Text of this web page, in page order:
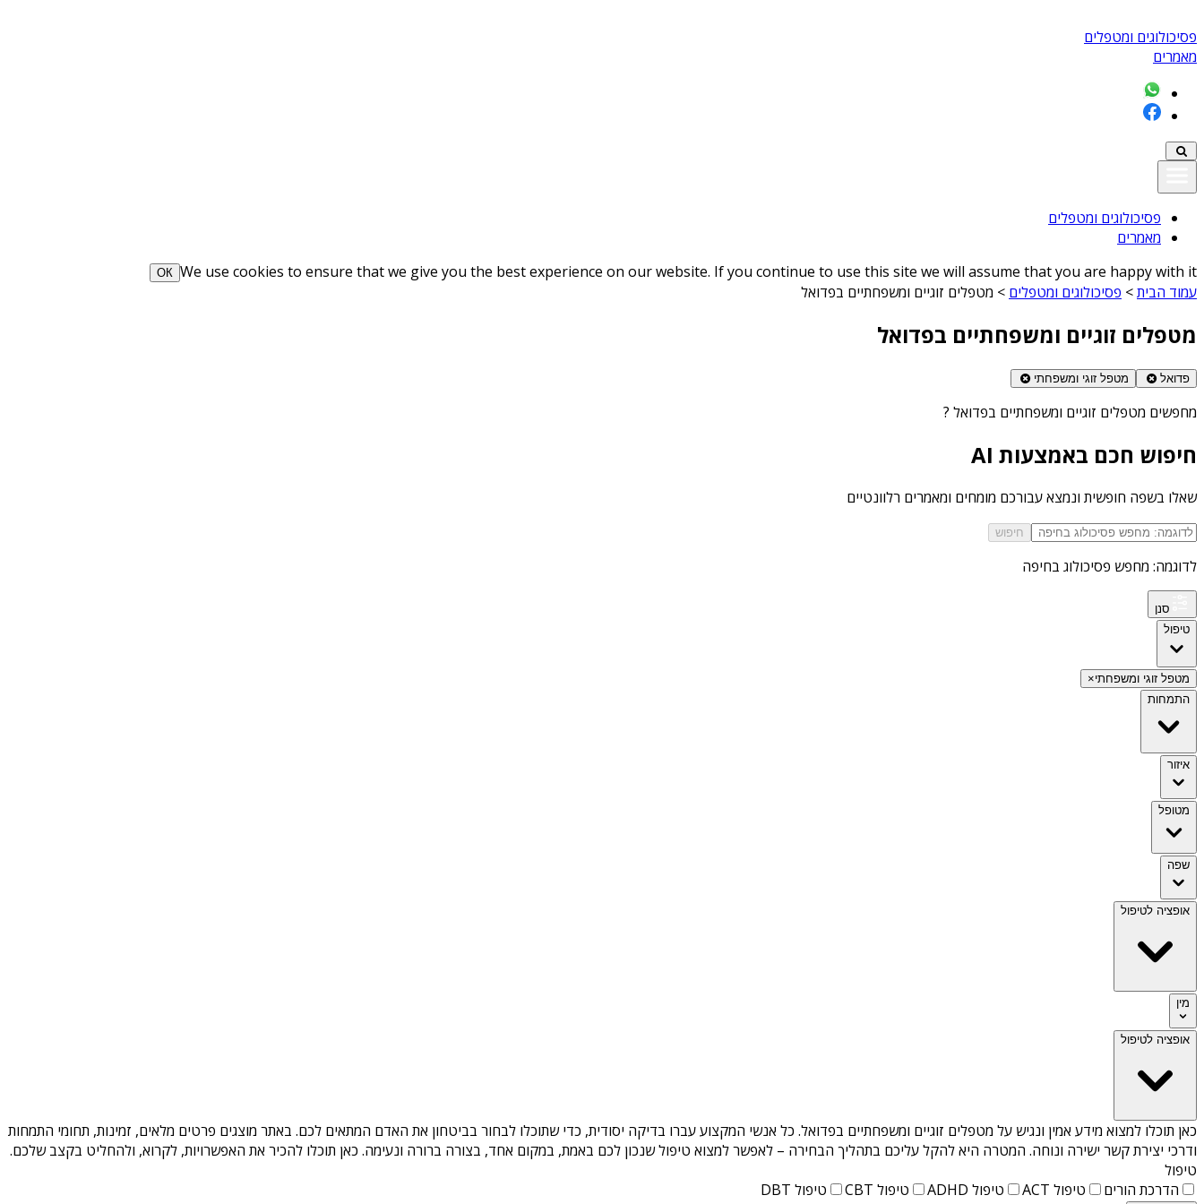
פסיכולוגים ומטפלים
מאמרים
פסיכולוגים ומטפלים
מאמרים
We use cookies to ensure that we give you the best experience on our website. If you continue to use this site we will assume that you are happy with it
ОК
עמוד הבית> פסיכולוגים ומטפלים > מטפלים זוגיים ומשפחתיים בפדואל
מטפלים זוגיים ומשפחתיים בפדואל
פדואל מטפל זוגי ומשפחתי
מחפשים מטפלים זוגיים ומשפחתיים בפדואל ?
חיפוש חכם באמצעות AI
שאלו בשפה חופשית ונמצא עבורכם מומחים ומאמרים רלוונטיים
חיפוש
לדוגמה: מחפש פסיכולוג בחיפה
סנן
טיפול
מטפל זוגי ומשפחתי×
התמחות
איזור
מטופל
שפה
אופציה לטיפול
מין
אופציה לטיפול
כאן תוכלו למצוא מידע אמין ונגיש על מטפלים זוגיים ומשפחתיים בפדואל. כל אנשי המקצוע עברו בדיקה יסודית, כדי שתוכלו לבחור בביטחון את האדם המתאים לכם. באתר מוצגים פרטים מלאים, זמינות, תחומי התמחות
ודרכי יצירת קשר ישירה ונוחה. המטרה היא להקל עליכם בתהליך הבחירה – לאפשר למצוא טיפול שנכון לכם באמת, במקום אחד, בצורה ברורה ונעימה. כאן תוכלו להכיר את האפשרויות, לקרוא, ולהחליט בקצב שלכם.
טיפול
הדרכת הורים
טיפול ACT טיפול ADHD טיפול CBT טיפול DBT